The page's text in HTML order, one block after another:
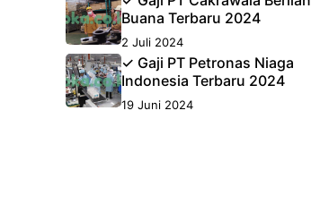
Buana Terbaru 2024
2 Juli 2024
✓ Gaji PT Petronas Niaga
Indonesia Terbaru 2024
19 Juni 2024